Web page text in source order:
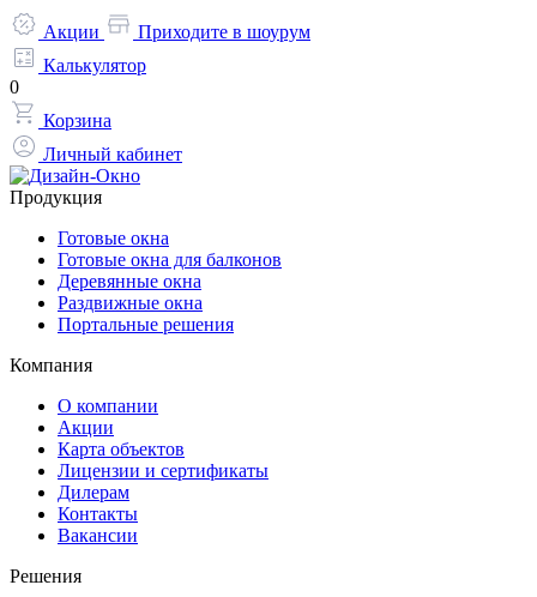
Акции
Приходите в шоурум
Калькулятор
0
Корзина
Личный кабинет
Продукция
Готовые окна
Готовые окна для балконов
Деревянные окна
Раздвижные окна
Портальные решения
Компания
О компании
Акции
Карта объектов
Лицензии и сертификаты
Дилерам
Контакты
Вакансии
Решения